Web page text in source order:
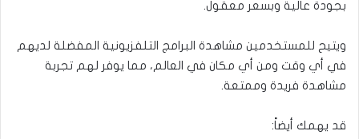
بجودة عالية وبسعر معقول.
ويتيح للمستخدمين مشاهدة البرامج التلفزيونية المفضلة لديهم
في أي وقت ومن أي مكان في العالم، مما يوفر لهم تجربة
مشاهدة فريدة وممتعة.
قد يهمك أيضاً: